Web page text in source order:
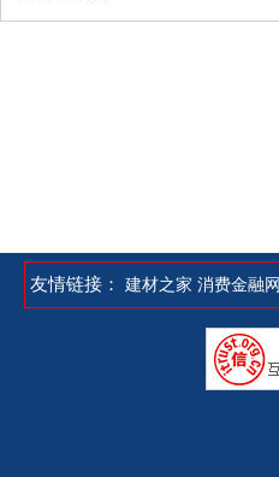
友情链接： 建材之家 消费金融网